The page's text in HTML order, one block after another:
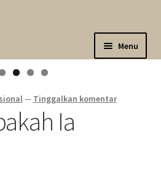
Menu
— Tinggalkan komentar
Ia